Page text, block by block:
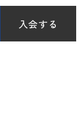
入会する